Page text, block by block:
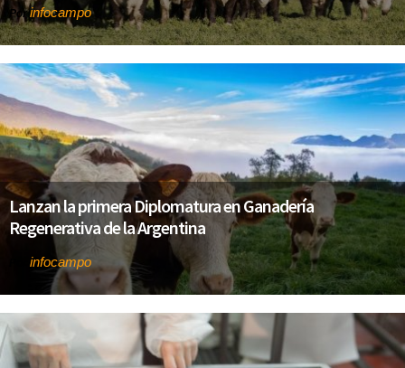
Porinfocampo
Lanzan la primera Diplomatura en Ganadería
Regenerativa de la Argentina
infocampo